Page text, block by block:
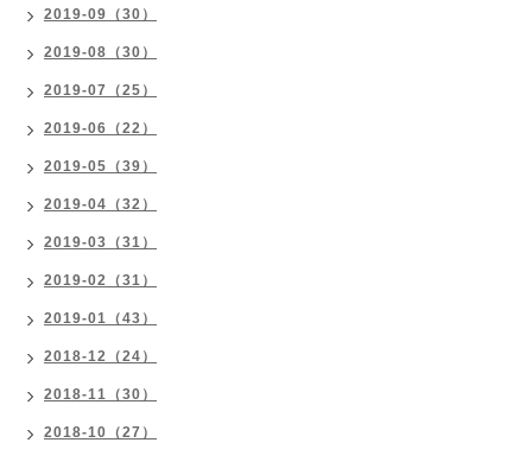
2019-09（30）
2019-08（30）
2019-07（25）
2019-06（22）
2019-05（39）
2019-04（32）
2019-03（31）
2019-02（31）
2019-01（43）
2018-12（24）
2018-11（30）
2018-10（27）